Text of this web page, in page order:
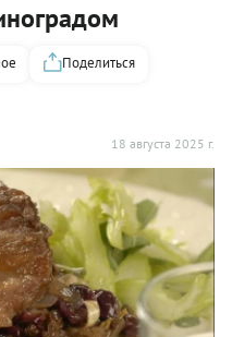
18 августа 2025 г.
Поделиться